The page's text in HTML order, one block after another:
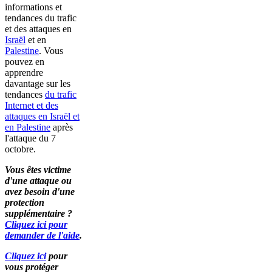
informations et
tendances du trafic
et des attaques en
Israël et en
Palestine. Vous
pouvez en
apprendre
davantage sur les
tendances du trafic
Internet et des
attaques en Israël et
en Palestine après
l'attaque du 7
octobre.
Vous êtes victime
d'une attaque ou
avez besoin d'une
protection
supplémentaire ?
Cliquez ici pour
demander de l'aide.
Cliquez ici pour
vous protéger